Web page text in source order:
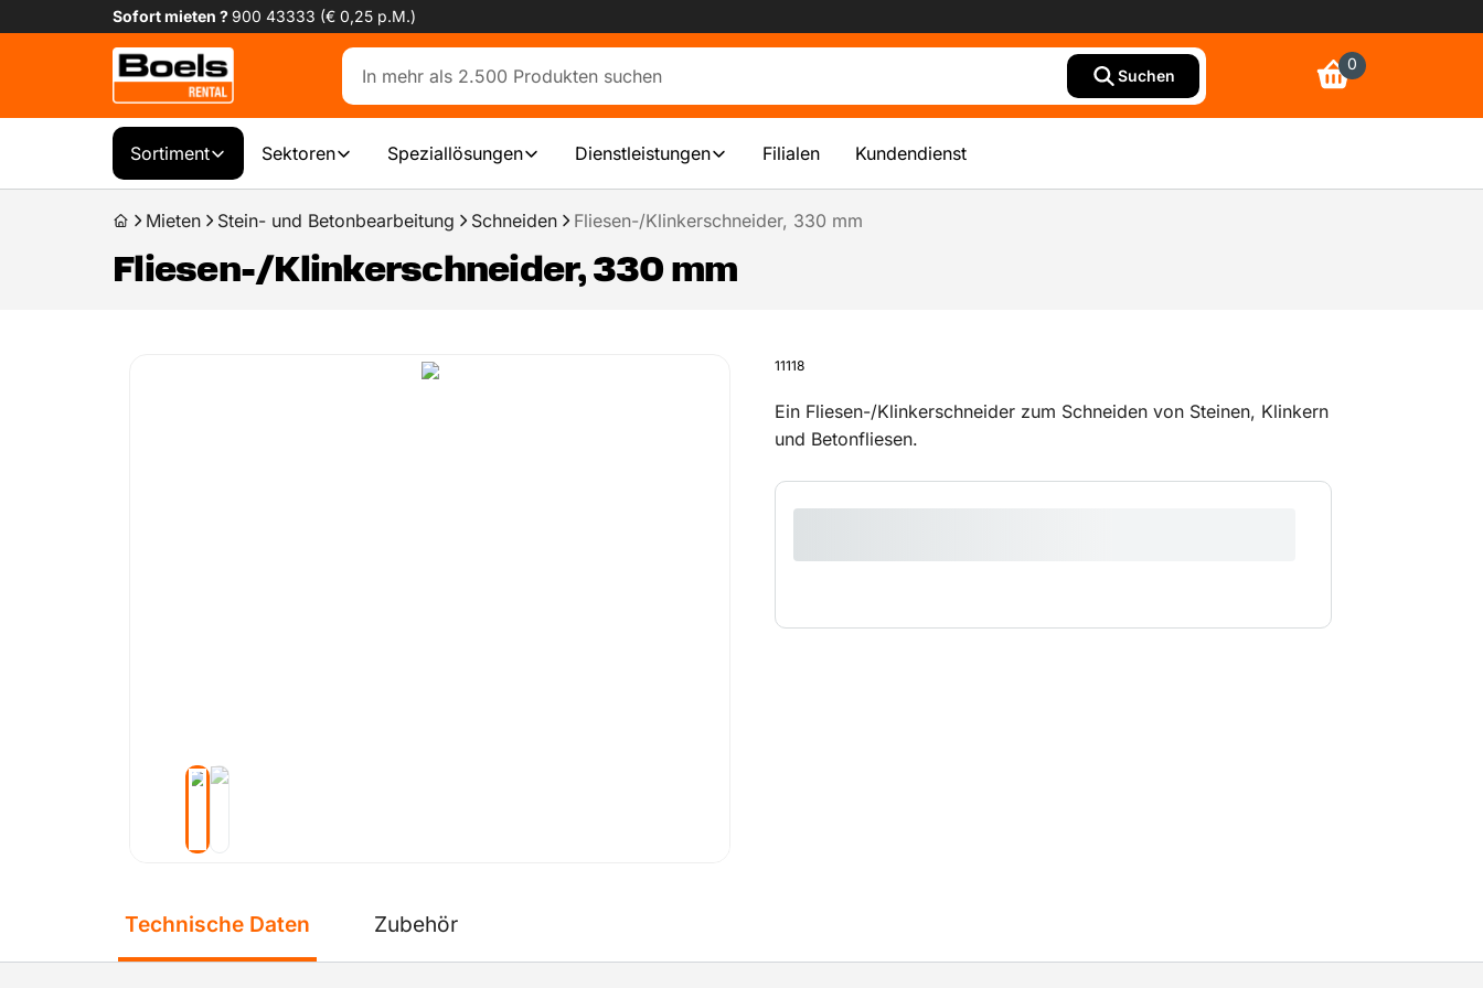
Sofort mieten ?900 43333 (€ 0,25 p.M.)
Suchen
0
Sortiment Sektoren Speziallösungen Dienstleistungen Filialen Kundendienst
Mieten Stein- und Betonbearbeitung Schneiden Fliesen-/Klinkerschneider, 330 mm
Fliesen-/Klinkerschneider, 330 mm
11118
Ein Fliesen-/Klinkerschneider zum Schneiden von Steinen, Klinkern
und Betonfliesen.
Technische Daten Zubehör